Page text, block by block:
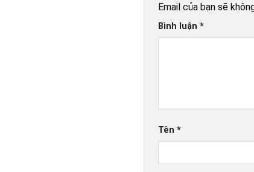
Email của bạn sẽ
Bình luận *
Tên *